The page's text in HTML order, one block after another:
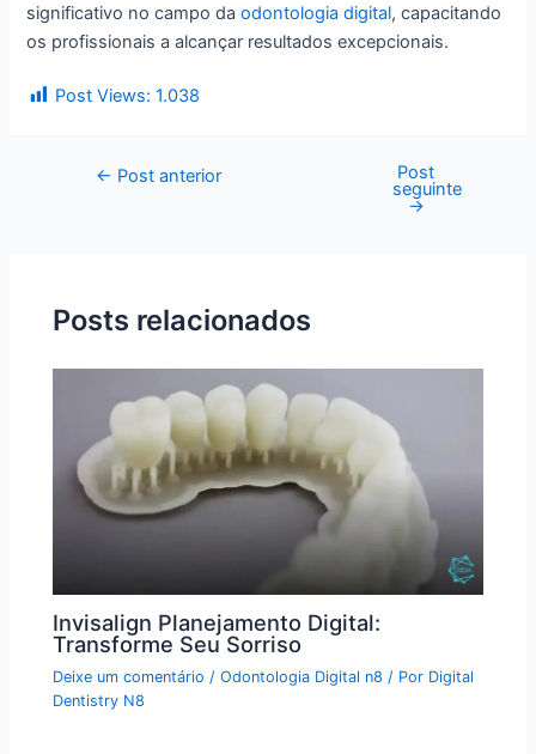
significativo no campo daodontologia digital, capacitando
os profissionais a alcançar resultados excepcionais.
Post Views: 1.038
← Post anterior Post
seguinte
→
Posts relacionados
Invisalign Planejamento Digital:
Transforme Seu Sorriso
Deixe um comentário /Odontologia Digital n8 / Por Digital
Dentistry N8